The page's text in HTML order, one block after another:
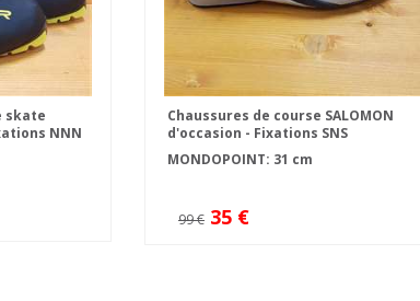
skate
NNN
Chaussures de course SALOMON
d'occasion - Fixations SNS
MONDOPOINT: 31 cm
99 € 35 €